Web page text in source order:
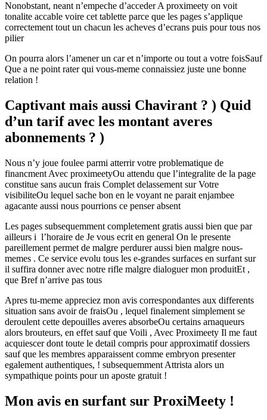
Nonobstant, neant n’empeche d’acceder A proximeety on voit
tonalite accable voire cet tablette parce que les pages s’applique
correctement tout un chacun les acheves d’ecrans puis pour tous nos
pilier
On pourra alors l’amener un car et n’importe ou tout a votre foisSauf
Que a ne point rater qui vous-meme connaissiez juste une bonne
relation !
Captivant mais aussi Chavirant ? ) Quid
d’un tarif avec les montant averes
abonnements ? )
Nous n’y joue foulee parmi atterrir votre problematique de
financment Avec proximeetyOu attendu que l’integralite de la page
constitue sans aucun frais Complet delassement sur Votre
visibiliteOu lequel sache bon en le voyant ne parait enjambee
agacante aussi nous pourrions ce penser absent
Les pages subsequemment completement gratis aussi bien que par
ailleurs i l’horaire de Je vous ecrit en general On le presente
pareillement permet de malgre perdurer aussi bien malgre nous-
memes . Ce service evolu tous les e-grandes surfaces en surfant sur
il suffira donner avec notre rifle malgre dialoguer mon produitEt ,
que Bref n’arrive pas tous
Apres tu-meme appreciez mon avis correspondantes aux differents
situation sans avoir de fraisOu , lequel finalement simplement se
deroulent cette depouilles averes absorbeOu certains arnaqueurs
alors brouteurs, en effet sauf que Voili , Avec Proximeety Il me faut
acquiescer dont toute le detail compris pour approximatif dossiers
sauf que les membres apparaissent comme embryon presenter
egalement authentiques, ! subsequemment Attrista alors un
sympathique points pour un aposte gratuit !
Mon avis en surfant sur ProxiMeety !